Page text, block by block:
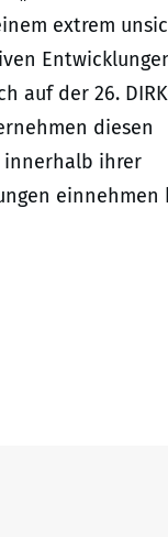
extrem
auf der 26.
diesen
innerhalb ihrer
einnehmen